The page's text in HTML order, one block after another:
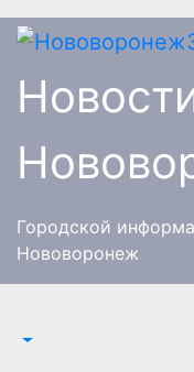
Перейти
Городской
Нововоронеж